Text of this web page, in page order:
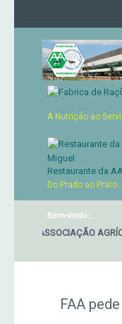
A Nutrição ao
Restaurante da
Do Prado ao Prato...
Bem-vindo...
DA ASSOCIAÇÃO
FAA